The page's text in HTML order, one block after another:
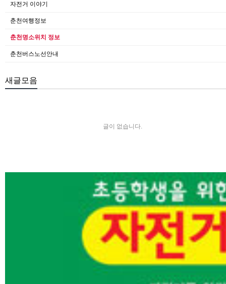
자전거 이야기
춘천여행정보
춘천명소위치 정보
춘천버스노선안내
새글모음
글이 없습니다.